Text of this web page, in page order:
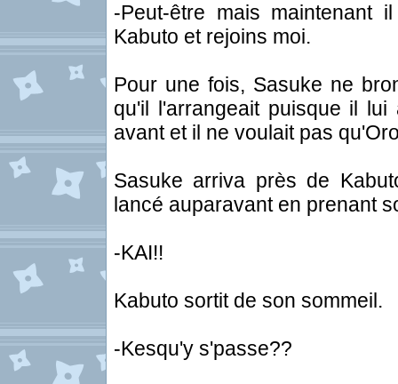
-Peut-être mais maintenant
Kabuto et rejoins moi.
Pour une fois, Sasuke ne
qu'il l'arrangeait puisque il
avant et il ne voulait pas
Sasuke arriva près de
lancé auparavant en prenant
-KAI!!
Kabuto sortit de son sommeil.
-Kesqu'y s'passe??